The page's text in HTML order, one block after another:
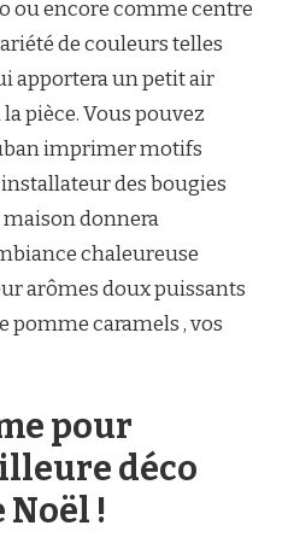
ou encore comme centre
de couleurs telles
apportera un petit air
pièce. Vous pouvez
imprimer motifs
des bougies
donnera
chaleureuse
arômes doux puissants
pomme caramels , vos
pour
déco
!